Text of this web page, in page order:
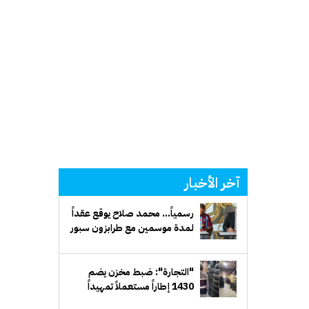
آخر الأخبار
رسمياً... محمد صلاح يوقع عقداً
لمدة موسمين مع طرابزون سبور
"التجارة": ضبط مخزن يضم
1430 إطاراً مستعملاً تمهيداً